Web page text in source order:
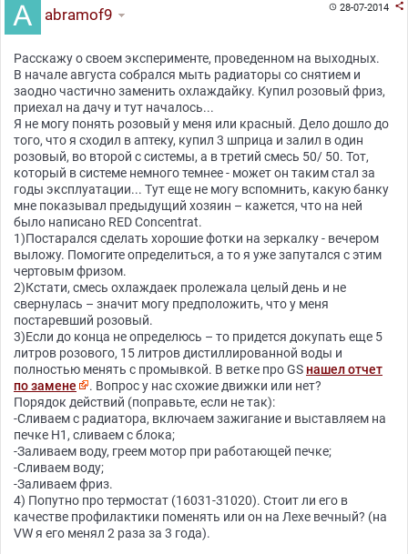
28-07-2014 
abramof9
Расскажу о своем эксперименте, проведенном на выходных.
В начале августа собрался мыть радиаторы со снятием и
заодно частично заменить охлаждайку. Купил розовый фриз,
приехал на дачу и тут началось...
Я не могу понять розовый у меня или красный. Дело дошло до
того, что я сходил в аптеку, купил 3 шприца и залил в один
розовый, во второй с системы, а в третий смесь 50/ 50. Тот,
который в системе немного темнее - может он таким стал за
годы эксплуатации... Тут еще не могу вспомнить, какую банку
мне показывал предыдущий хозяин – кажется, что на ней
было написано RED Concentrat.
1)Постарался сделать хорошие фотки на зеркалку - вечером
выложу. Помогите определиться, а то я уже запутался с этим
чертовым фризом.
2)Кстати, смесь охлаждаек пролежала целый день и не
свернулась – значит могу предположить, что у меня
постаревший розовый.
3)Если до конца не определюсь – то придется докупать еще 5
литров розового, 15 литров дистиллированной воды и
полностью менять с промывкой. В ветке про GS нашел отчет
по замене
. Вопрос у нас схожие движки или нет?
Порядок действий (поправьте, если не так):
-Сливаем с радиатора, включаем зажигание и выставляем на
печке Н1, сливаем с блока;
-Заливаем воду, греем мотор при работающей печке;
-Сливаем воду;
-Заливаем фриз.
4) Попутно про термостат (16031-31020). Стоит ли его в
качестве профилактики поменять или он на Лехе вечный? (на
VW я его менял 2 раза за 3 года).